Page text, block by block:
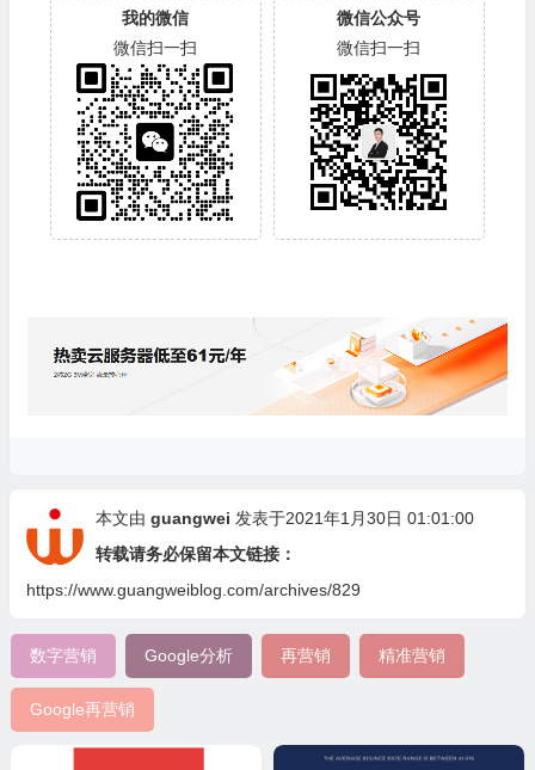
我的微信
微信扫一扫
微信公众号
微信扫一扫
本文由 guangwei 发表于2021年1月30日 01:01:00
转载请务必保留本文链接：
https://www.guangweiblog.com/archives/829
数字营销 Google分析 再营销 精准营销
Google再营销